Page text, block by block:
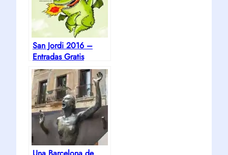
San Jordi 2016 –
Entradas Gratis